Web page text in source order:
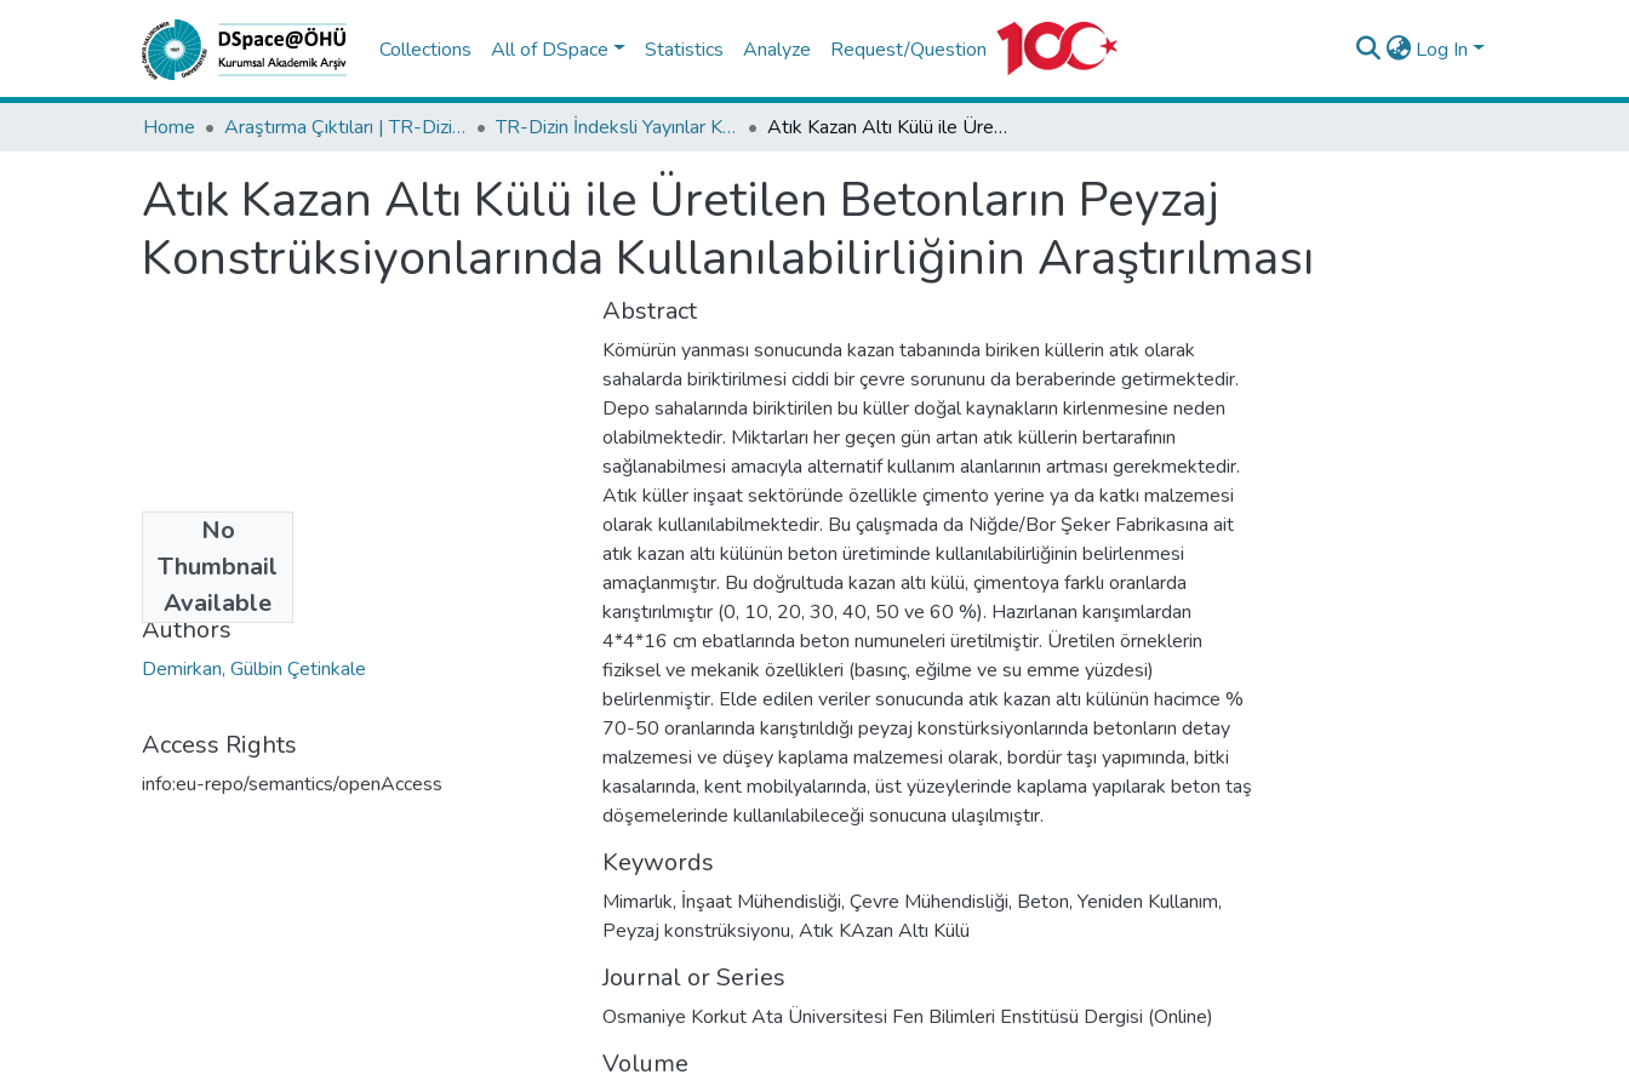
Collections All of DSpace Statistics Analyze Request/Question Log In
Home Araştırma Çıktıları | TR-Dizin | WoS | Scopus | PubMed TR-Dizin İndeksli Yayınlar Koleksiyonu Atık Kazan Altı Külü ile Üretilen Betonların Peyzaj Konstrüksiyonlarında Kullanılabilirliğinin Araştırılması
Atık Kazan Altı Külü ile Üretilen Betonların Peyzaj
Konstrüksiyonlarında Kullanılabilirliğinin Araştırılması
No
Thumbnail
Available
2023
Authors
Demirkan, Gülbin Çetinkale
Access Rights
info:eu-repo/semantics/openAccess
Abstract
Kömürün yanması sonucunda kazan tabanında biriken küllerin atık olarak
sahalarda biriktirilmesi ciddi bir çevre sorununu da beraberinde getirmektedir.
Depo sahalarında biriktirilen bu küller doğal kaynakların kirlenmesine neden
olabilmektedir. Miktarları her geçen gün artan atık küllerin bertarafının
sağlanabilmesi amacıyla alternatif kullanım alanlarının artması gerekmektedir.
Atık küller inşaat sektöründe özellikle çimento yerine ya da katkı malzemesi
olarak kullanılabilmektedir. Bu çalışmada da Niğde/Bor Şeker Fabrikasına ait
atık kazan altı külünün beton üretiminde kullanılabilirliğinin belirlenmesi
amaçlanmıştır. Bu doğrultuda kazan altı külü, çimentoya farklı oranlarda
karıştırılmıştır (0, 10, 20, 30, 40, 50 ve 60 %). Hazırlanan karışımlardan
4*4*16 cm ebatlarında beton numuneleri üretilmiştir. Üretilen örneklerin
fiziksel ve mekanik özellikleri (basınç, eğilme ve su emme yüzdesi)
belirlenmiştir. Elde edilen veriler sonucunda atık kazan altı külünün hacimce %
70-50 oranlarında karıştırıldığı peyzaj konstürksiyonlarında betonların detay
malzemesi ve düşey kaplama malzemesi olarak, bordür taşı yapımında, bitki
kasalarında, kent mobilyalarında, üst yüzeylerinde kaplama yapılarak beton taş
döşemelerinde kullanılabileceği sonucuna ulaşılmıştır.
Keywords
Mimarlık, İnşaat Mühendisliği, Çevre Mühendisliği, Beton, Yeniden Kullanım,
Peyzaj konstrüksiyonu, Atık KAzan Altı Külü
Journal or Series
Osmaniye Korkut Ata Üniversitesi Fen Bilimleri Enstitüsü Dergisi (Online)
Volume